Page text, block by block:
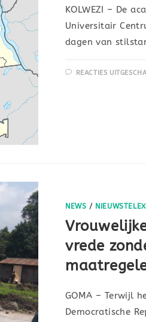
KOLWEZI – De
Universitair
dagen van
REACTIES
NEWS / NIEUWSTELEX
vrede
GOMA – Terwijl
Democratische